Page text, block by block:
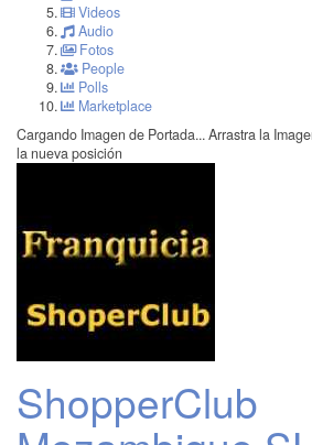
Videos
Audio
Fotos
People
Polls
Marketplace
Cargando Imagen de Portada... Arrastra la
la nueva posición
ShopperClub